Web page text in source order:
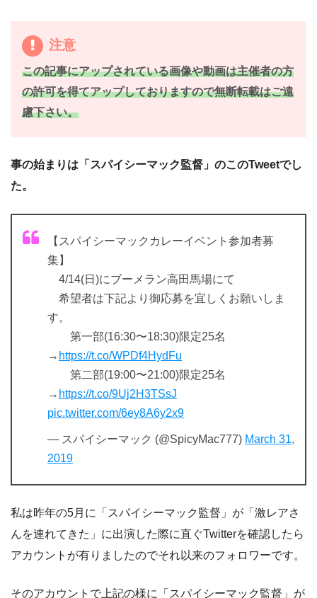
注意
この記事にアップされている画像や動画は主催者の方
の許可を得てアップしておりますので無断転載はご遠
慮下さい。
事の始まりは「スパイシーマック監督」のこのTweetでし
た。
【スパイシーマックカレーイベント参加者募
集】
4/14(日)にブーメラン高田馬場にて
希望者は下記より御応募を宜しくお願いしま
す。
第一部(16:30〜18:30)限定25名
→ https://t.co/WPDf4HydFu
第二部(19:00〜21:00)限定25名
→ https://t.co/9Uj2H3TSsJ
pic.twitter.com/6ey8A6y2x9
— スパイシーマック (@SpicyMac777) March 31,
2019
私は昨年の5月に「スパイシーマック監督」が「激レアさ
んを連れてきた」に出演した際に直ぐTwitterを確認したら
アカウントが有りましたのでそれ以来のフォロワーです。
そのアカウントで上記の様に「スパイシーマック監督」が